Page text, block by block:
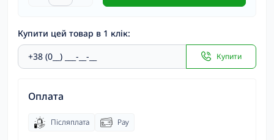
Купити цей товар в 1 клік:
Купити
Оплата
Післяплата Pay